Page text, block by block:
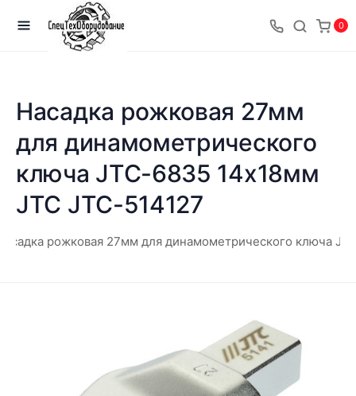
0
Насадка рожковая 27мм
для динамометрического
ключа JTC-6835 14х18мм
JTC JTC-514127
рожковая 27мм для динамометрического ключа